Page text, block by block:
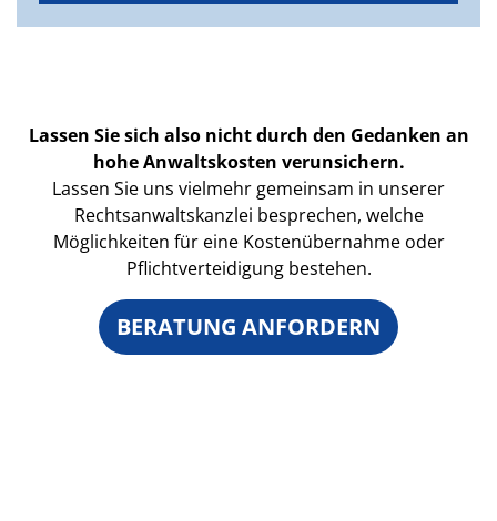
Lassen Sie sich also nicht durch den Gedanken an
hohe Anwaltskosten verunsichern.
Lassen Sie uns vielmehr gemeinsam in unserer
Rechtsanwaltskanzlei besprechen, welche
Möglichkeiten für eine Kostenübernahme oder
Pflichtverteidigung bestehen.
BERATUNG ANFORDERN